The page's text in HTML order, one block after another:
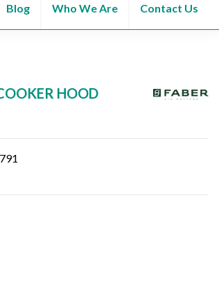
Contact Us
Who We Are
Blog
HOOD